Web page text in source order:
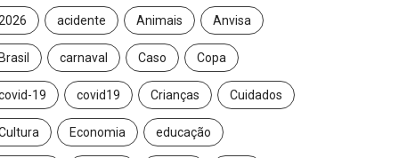
acidente Animais Anvisa
Brasil carnaval Caso Copa
19 covid19 Crianças Cuidados
Economia educação